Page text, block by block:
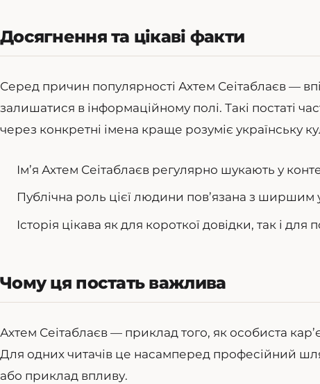
Досягнення та цікаві факти
Серед причин популярності Ахтем Сеітаблаєв —
залишатися в інформаційному полі. Такі постаті
через конкретні імена краще розуміє українську
Ім’я Ахтем Сеітаблаєв регулярно шукають у
Публічна роль цієї людини пов’язана з ширшим
Історія цікава як для короткої довідки, так і
Чому ця постать важлива
Ахтем Сеітаблаєв — приклад того, як особиста
Для одних читачів це насамперед професійний
або приклад впливу.